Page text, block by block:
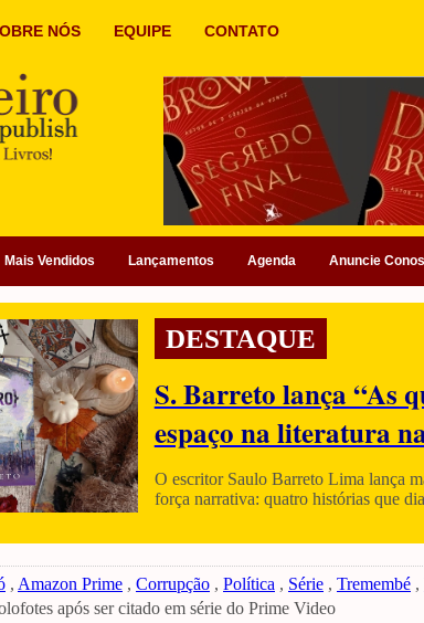
NÓS EQUIPE CONTATO
Mais Vendidos Lançamentos Agenda Anuncie
DESTAQUE
S. Barreto lança “As
espaço na literatura
O escritor Saulo Barreto Lima lança
força narrativa: quatro histórias que
, Amazon Prime , Corrupção , Política , Série , Tremembé ,
após ser citado em série do Prime Video